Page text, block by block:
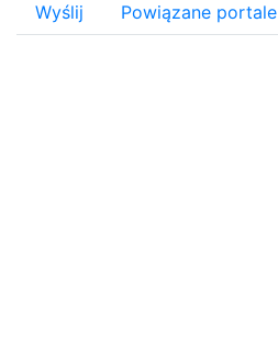
Wyślij Powiązane portale